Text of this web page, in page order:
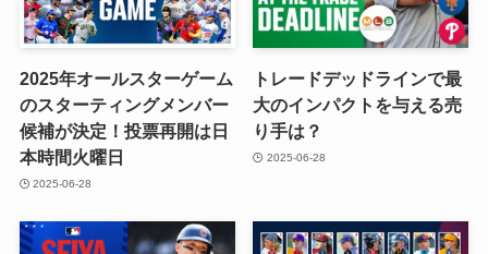
2025年オールスターゲーム
のスターティングメンバー
候補が決定！投票再開は日
本時間火曜日
2025-06-28
トレードデッドラインで最
大のインパクトを与える売
り手は？
2025-06-28